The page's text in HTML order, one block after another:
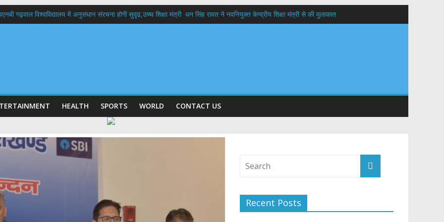
गढ़वाल विश्वविद्यालय में अनुसंधान संरचना होगी सुदृढ,उच्च शिक्षा मंत्री धन सिंह रावत ने नवनियुक्त केन्द्रीय शिक्षा मंत्री से की मुलाकात
दिवस पर मुख्यमंत्री धामी ने उत्कृष्ट बुनकरों और हस्तशिल्प कारीगरों को किया सम्मानित
HEALTH SPORTS WORLD CONTACT US
Recent Posts